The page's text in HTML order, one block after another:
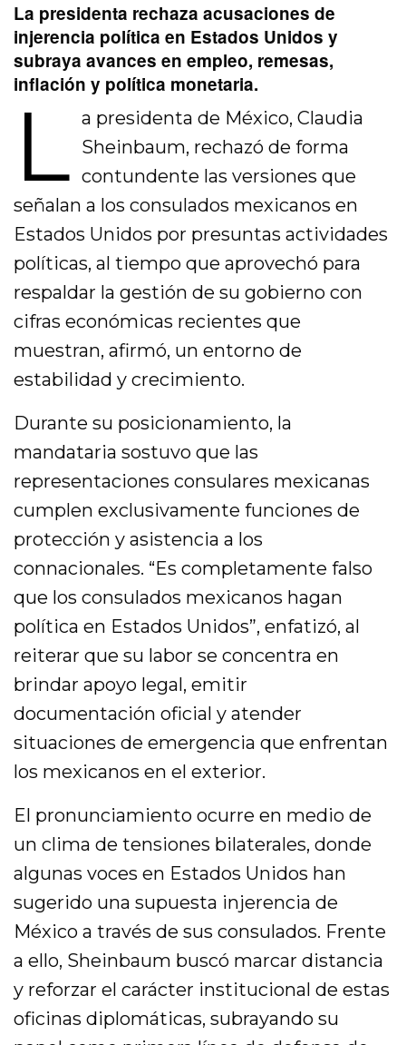
La presidenta rechaza acusaciones de
injerencia política en Estados Unidos y
subraya avances en empleo, remesas,
inflación y política monetaria.
L a presidenta de México, Claudia
Sheinbaum, rechazó de forma
contundente las versiones que
señalan a los consulados mexicanos en
Estados Unidos por presuntas actividades
políticas, al tiempo que aprovechó para
respaldar la gestión de su gobierno con
cifras económicas recientes que
muestran, afirmó, un entorno de
estabilidad y crecimiento.
Durante su posicionamiento, la
mandataria sostuvo que las
representaciones consulares mexicanas
cumplen exclusivamente funciones de
protección y asistencia a los
connacionales. “Es completamente falso
que los consulados mexicanos hagan
política en Estados Unidos”, enfatizó, al
reiterar que su labor se concentra en
brindar apoyo legal, emitir
documentación oficial y atender
situaciones de emergencia que enfrentan
los mexicanos en el exterior.
El pronunciamiento ocurre en medio de
un clima de tensiones bilaterales, donde
algunas voces en Estados Unidos han
sugerido una supuesta injerencia de
México a través de sus consulados. Frente
a ello, Sheinbaum buscó marcar distancia
y reforzar el carácter institucional de estas
oficinas diplomáticas, subrayando su